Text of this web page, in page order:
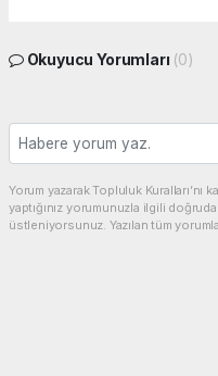
Okuyucu Yorumları (0)
Yorum yazarak Topluluk
yaptığınız yorumunuzla ilgili
üstleniyorsunuz. Yazılan tüm